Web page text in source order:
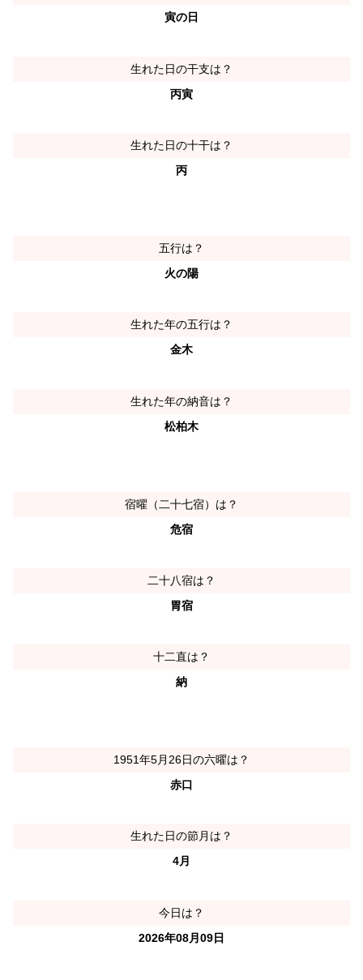
寅の日
生れた日の干支は？
丙寅
生れた日の十干は？
丙
五行は？
火の陽
生れた年の五行は？
金木
生れた年の納音は？
松柏木
宿曜（二十七宿）は？
危宿
二十八宿は？
胃宿
十二直は？
納
1951年5月26日の六曜は？
赤口
生れた日の節月は？
4月
今日は？
2026年08月09日